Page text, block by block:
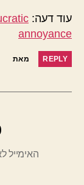
עוד דעה:
annoyance
REPLY מאת
האימייל